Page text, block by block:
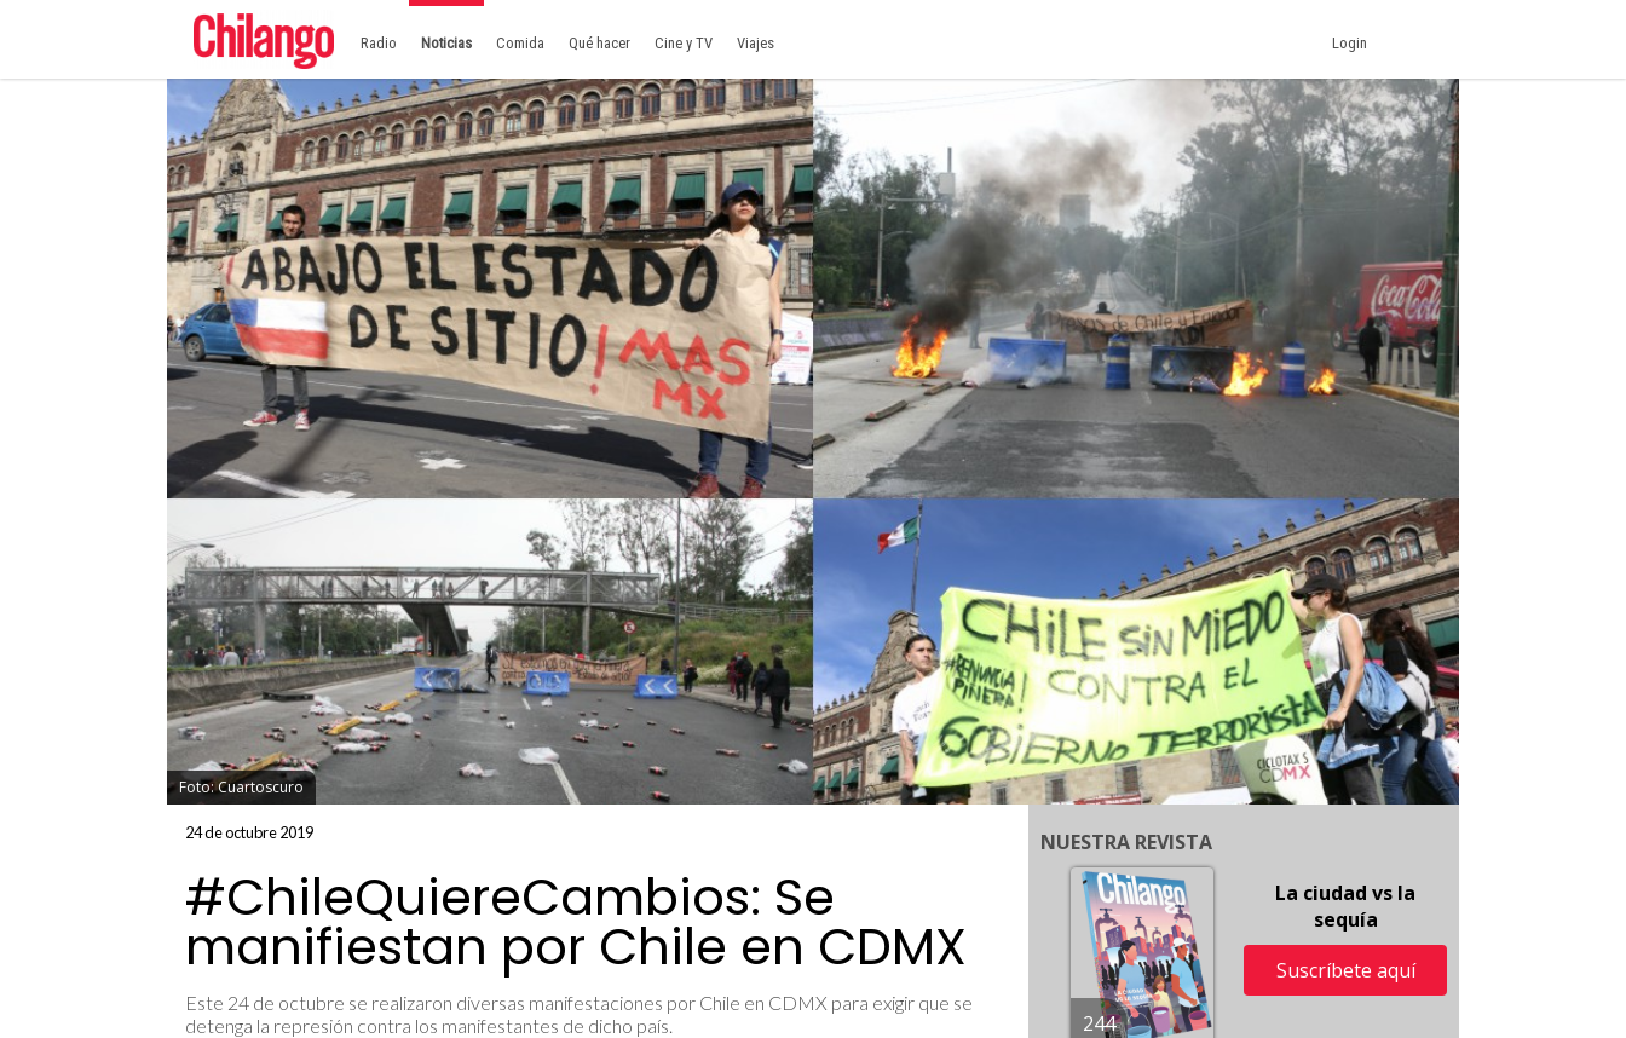
Radio Noticias Comida Qué hacer Cine y TV Viajes Login
Foto: Cuartoscuro
24 de octubre 2019
#ChileQuiereCambios: Se
manifiestan por Chile en CDMX
Este 24 de octubre se realizaron diversas manifestaciones por Chile en CDMX para exigir que se
detenga la represión contra los manifestantes de dicho país.
NUESTRA REVISTA
244
La ciudad vs la
sequía
Suscríbete aquí